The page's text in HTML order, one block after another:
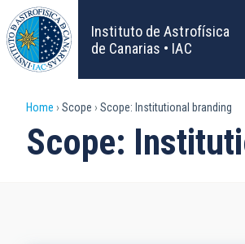
Skip
to
main
content
Instituto de Astrofísica
de Canarias • IAC
Breadcrumb
Home Scope Scope: Institutional branding
Scope: